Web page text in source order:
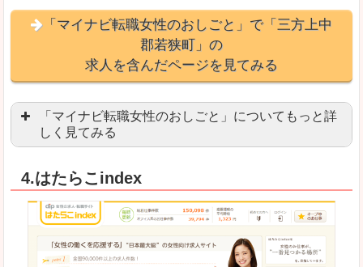
「マイナビ転職女性のおしごと」で「三方上中
郡若狭町」の
求人を含んだページを見てみる
「マイナビ転職女性のおしごと」についてもっと詳
しく見てみる
良いところ
「自分のペースで働きたい」「キャリアアップ」
はじめての転職についてのお役立ち情報が満載で
4.はたらこindex